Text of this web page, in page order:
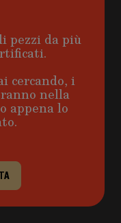
pezzi da più
cercando, i
nella
appena lo